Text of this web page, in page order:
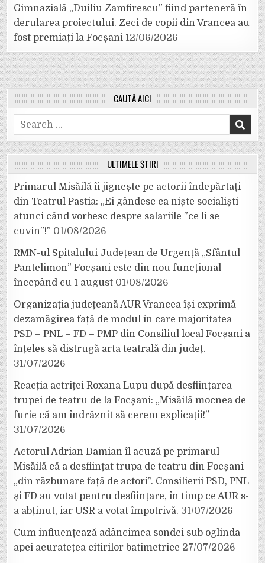
Gimnazială „Duiliu Zamfirescu” fiind parteneră în
derularea proiectului. Zeci de copii din Vrancea au
fost premiați la Focșani 12/06/2026
CAUTĂ AICI
Search
for:
ULTIMELE ȘTIRI
Primarul Misăilă îi jignește pe actorii îndepărtați
din Teatrul Pastia: „Ei gândesc ca niște socialiști
atunci când vorbesc despre salariile ”ce li se
cuvin”!” 01/08/2026
RMN-ul Spitalului Județean de Urgență „Sfântul
Pantelimon” Focșani este din nou funcțional
începând cu 1 august 01/08/2026
Organizația județeană AUR Vrancea își exprimă
dezamăgirea față de modul în care majoritatea
PSD – PNL – FD – PMP din Consiliul local Focșani a
înțeles să distrugă arta teatrală din județ.
31/07/2026
Reacția actriței Roxana Lupu după desființarea
trupei de teatru de la Focșani: „Misăilă mocnea de
furie că am îndrăznit să cerem explicații!”
31/07/2026
Actorul Adrian Damian îl acuză pe primarul
Misăilă că a desființat trupa de teatru din Focșani
„din răzbunare față de actori”. Consilierii PSD, PNL
și FD au votat pentru desființare, în timp ce AUR s-
a abținut, iar USR a votat împotrivă. 31/07/2026
Cum influențează adâncimea sondei sub oglinda
apei acuratețea citirilor batimetrice 27/07/2026